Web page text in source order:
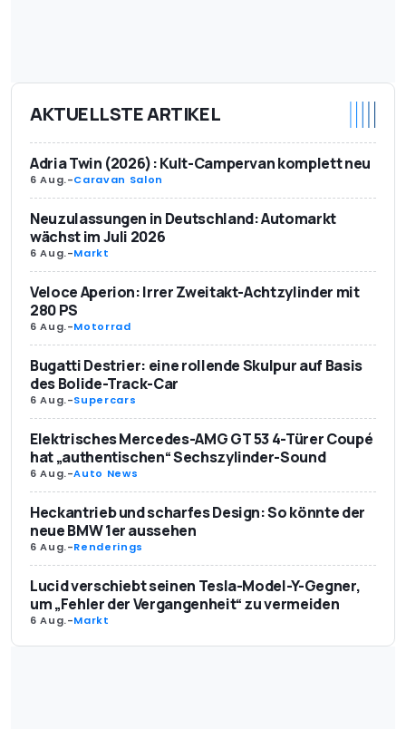
AKTUELLSTE ARTIKEL
Adria Twin (2026): Kult-Campervan komplett neu
6 Aug.-Caravan Salon
Neuzulassungen in Deutschland: Automarkt
wächst im Juli 2026
6 Aug.-Markt
Veloce Aperion: Irrer Zweitakt-Achtzylinder mit
280 PS
6 Aug.-Motorrad
Bugatti Destrier: eine rollende Skulpur auf Basis
des Bolide-Track-Car
6 Aug.-Supercars
Elektrisches Mercedes-AMG GT 53 4-Türer Coupé
hat „authentischen“ Sechszylinder-Sound
6 Aug.-Auto News
Heckantrieb und scharfes Design: So könnte der
neue BMW 1er aussehen
6 Aug.-Renderings
Lucid verschiebt seinen Tesla-Model-Y-Gegner,
um „Fehler der Vergangenheit“ zu vermeiden
6 Aug.-Markt